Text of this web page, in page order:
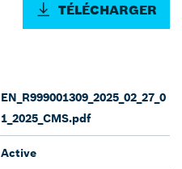
TÉLÉCHARGER
EN_R999001309_2025_02_27_0
1_2025_CMS.pdf
Active